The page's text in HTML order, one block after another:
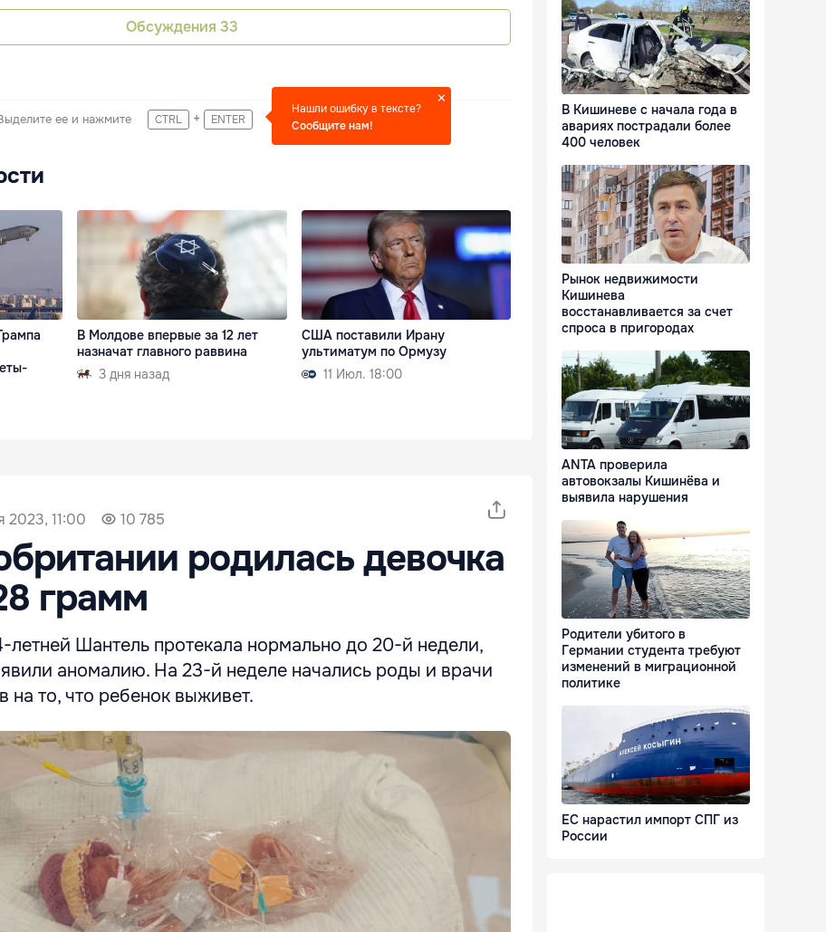
Обсуждения 33
ее и нажмите CTRL + ENTER
Нашли ошибку в тексте?
Сообщите нам!
В Молдове впервые за 12 лет
назначат главного раввина
3 дня назад
США поставили Ирану
ультиматум по Ормузу
11 Июл. 18:00
2023, 11:00 10 785
родилась девочка
грамм
летней Шантель протекала нормально до 20-й недели,
аномалию. На 23-й неделе начались роды и врачи
на то, что ребенок выживет.
В Кишиневе с начала года в
авариях пострадали более
400 человек
Рынок недвижимости
Кишинева
восстанавливается за счет
спроса в пригородах
ANTA проверила
автовокзалы Кишинёва и
выявила нарушения
Родители убитого в
Германии студента требуют
изменений в миграционной
политике
ЕС нарастил импорт СПГ из
России